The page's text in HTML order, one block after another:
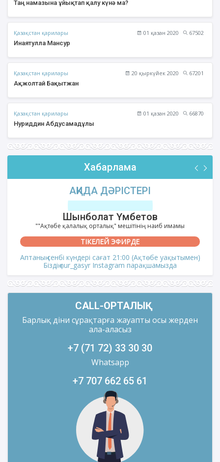
Таң намазына ұйықтап қалу күнә ма?
Қазақстан қарилары 01 қазан 2020
67502
Инаятулла Мансур
Қазақстан қарилары 20 қыркүйек 2020
67201
Ақжолтай Бақытжан
Қазақстан қарилары 01 қазан 2020
66870
Нуриддин Абдусамадұлы
Хабарлама
АҚИДА ДӘРІСТЕРІ
Шынболат Үмбетов
""Ақтөбе қалалық орталық" мешітінің наиб имамы
ТІКЕЛЕЙ ЭФИРДЕ
Аптаның сенбі күндері сағат 21:00 (Ақтөбе уақытымен)
Біздің nur_gasyr Instagram парақшамызда
CALL-ОРТАЛЫҚ
Барлық діни сұрақтарға жауапты осы жерден
ала-аласыз
+7 (71 72) 33 30 30
Whatsapp
+7 707 662 65 61